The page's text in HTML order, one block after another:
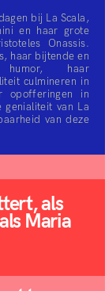
bij La Scala,
en haar grote
Onassis.
haar bijtende en
humor, haar
culmineren in
opofferingen in
genialiteit van La
van deze
als
Maria